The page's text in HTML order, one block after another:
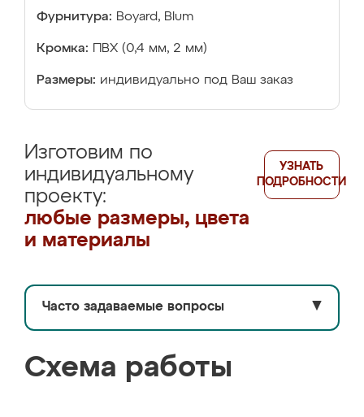
Фурнитура: Boyard, Blum
Кромка: ПВХ (0,4 мм, 2 мм)
Размеры: индивидуально под Ваш заказ
Изготовим по
индивидуальному
проекту:
любые размеры, цвета
и материалы
УЗНАТЬ
ПОДРОБНОСТИ
Часто задаваемые вопросы ▼
Схема работы